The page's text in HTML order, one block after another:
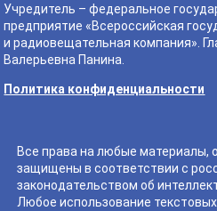
Учредитель – федеральное
предприятие «Всероссийская
и радиовещательная компания».
Валерьевна Панина.
Политика конфиденциальности
Все права на любые материалы,
защищены в соответствии с
законодательством об
Любое использование